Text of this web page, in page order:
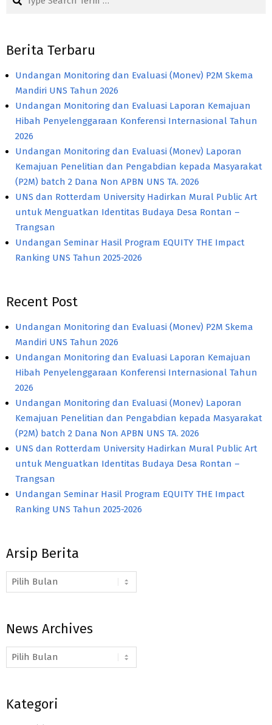
Berita Terbaru
Undangan Monitoring dan Evaluasi (Monev) P2M Skema
Mandiri UNS Tahun 2026
Undangan Monitoring dan Evaluasi Laporan Kemajuan
Hibah Penyelenggaraan Konferensi Internasional Tahun
2026
Undangan Monitoring dan Evaluasi (Monev) Laporan
Kemajuan Penelitian dan Pengabdian kepada Masyarakat
(P2M) batch 2 Dana Non APBN UNS TA. 2026
UNS dan Rotterdam University Hadirkan Mural Public Art
untuk Menguatkan Identitas Budaya Desa Rontan –
Trangsan
Undangan Seminar Hasil Program EQUITY THE Impact
Ranking UNS Tahun 2025-2026
Recent Post
Undangan Monitoring dan Evaluasi (Monev) P2M Skema
Mandiri UNS Tahun 2026
Undangan Monitoring dan Evaluasi Laporan Kemajuan
Hibah Penyelenggaraan Konferensi Internasional Tahun
2026
Undangan Monitoring dan Evaluasi (Monev) Laporan
Kemajuan Penelitian dan Pengabdian kepada Masyarakat
(P2M) batch 2 Dana Non APBN UNS TA. 2026
UNS dan Rotterdam University Hadirkan Mural Public Art
untuk Menguatkan Identitas Budaya Desa Rontan –
Trangsan
Undangan Seminar Hasil Program EQUITY THE Impact
Ranking UNS Tahun 2025-2026
Arsip Berita
Arsip
Berita
News Archives
News
Archives
Kategori